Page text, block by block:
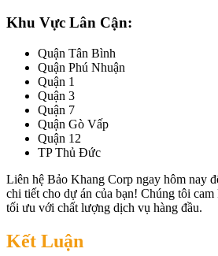
Khu Vực Lân Cận:
Quận Tân Bình
Quận Phú Nhuận
Quận 1
Quận 3
Quận 7
Quận Gò Vấp
Quận 12
TP Thủ Đức
Liên hệ Bảo Khang Corp ngay hôm nay
chi tiết cho dự án của bạn! Chúng tôi cam
tối ưu với chất lượng dịch vụ hàng đầu.
Kết Luận